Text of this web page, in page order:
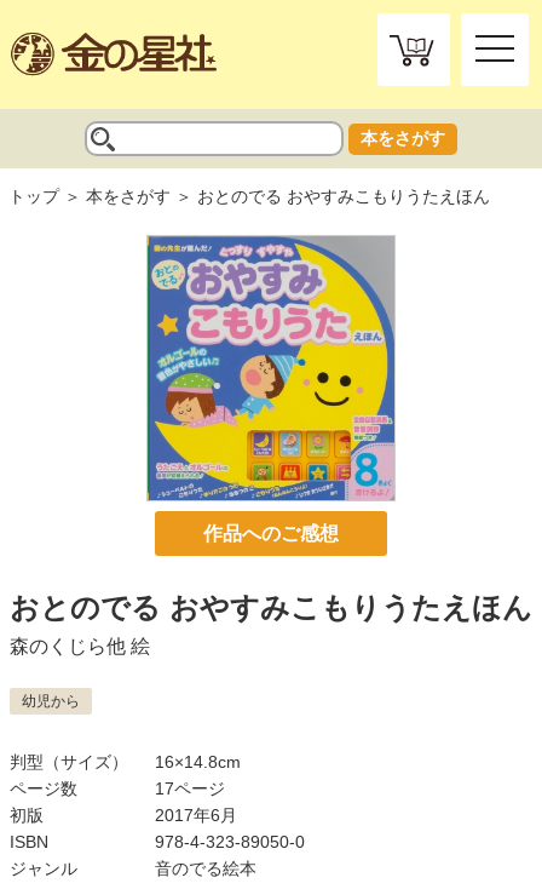
toggle
本をさがす
トップ 本をさがす おとのでる おやすみこもりうたえほん
作品へのご感想
おとのでる おやすみこもりうたえほん
森のくじら他 絵
幼児から
判型（サイズ）
16×14.8cm
ページ数
17ページ
初版
2017年6月
ISBN
978-4-323-89050-0
ジャンル
音のでる絵本